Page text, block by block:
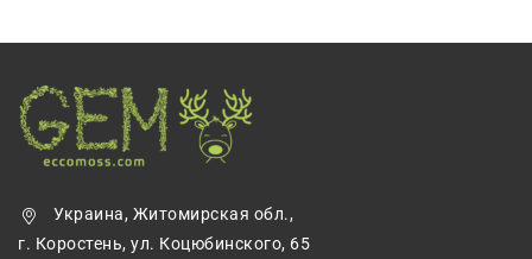
Украина, Житомирская обл.,
г. Коростень, ул. Коцюбинского, 65